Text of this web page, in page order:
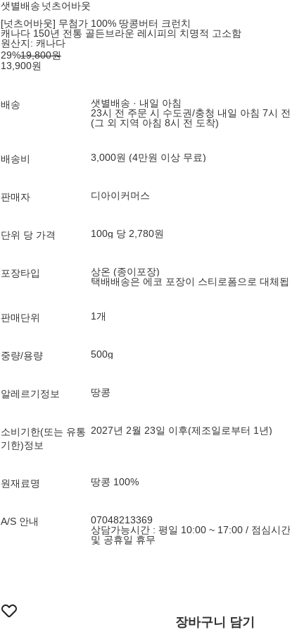
샛별배송 넛츠어바웃
[넛츠어바웃] 무첨가 100% 땅콩버터 크런치
캐나다 150년 전통 골든브라운 레시피의 치명적 고소함
원산지: 캐나다
29%19,800원
13,900원
배송
샛별배송 · 내일 아침
23시 전 주문 시 수도권/충청 내일 아침 7시
(그 외 지역 아침 8시 전 도착)
배송비 3,000원 (4만원 이상 무료)
판매자 디아이커머스
단위 당 가격 100g 당 2,780원
포장타입
상온 (종이포장)
택배배송은 에코 포장이 스티로폼으로 대체됩
판매단위 1개
중량/용량 500g
알레르기정보 땅콩
소비기한(또는 유통
기한)정보
2027년 2월 23일 이후(제조일로부터 1년)
원재료명 땅콩 100%
A/S 안내
07048213369
상담가능시간 : 평일 10:00 ~ 17:00 / 점심시
및 공휴일 휴무
장바구니 담기